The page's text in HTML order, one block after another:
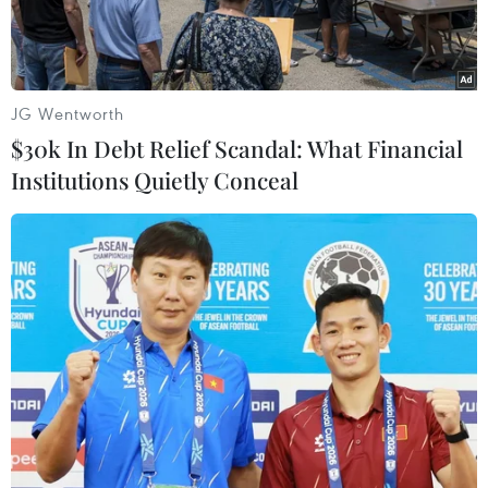
(Nguồn: mypokecard.com)
Một thẻ bài Pokemon sản xuất số lượng có hạn
đã được bán với giá kỷ lục 54.970 USD trong
phiên đấu giá cuối tuần qua tại thành phố
Dallas, bang Texas, Mỹ.
JG Wentworth
$30k In Debt Relief Scandal: What Financial
Institutions Quietly Conceal